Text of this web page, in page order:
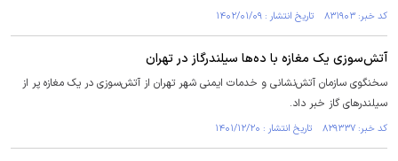
کد خبر: ۸۳۱۹۰۳ تاریخ انتشار : ۱۴۰۲/۰۱/۰۹
آتش‌سوزی یک مغازه با ده‌ها سیلندرگاز در تهران
سخنگوی سازمان آتش‌نشانی و خدمات ایمنی شهر تهران از آتش‌سوزی در یک مغازه پر از
سیلندر‌های گاز خبر داد.
کد خبر: ۸۲۹۳۳۷ تاریخ انتشار : ۱۴۰۱/۱۲/۲۰